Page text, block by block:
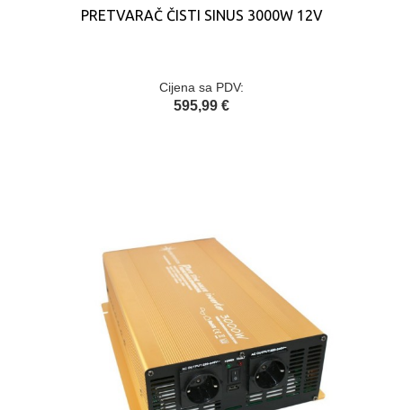
PRETVARAČ ČISTI SINUS 3000W 12V
Cijena sa PDV:
595,99 €